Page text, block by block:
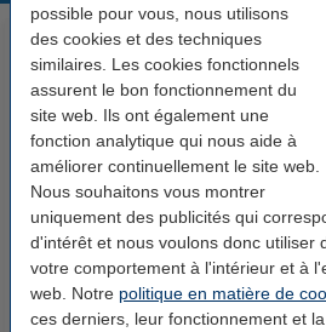
possible pour vous, nous utilisons
des cookies et des techniques
similaires. Les cookies fonctionnels
assurent le bon fonctionnement du
site web. Ils ont également une
fonction analytique qui nous aide à
améliorer continuellement le site web.
Nous souhaitons vous montrer
uniquement des publicités qui
d'intérêt et nous voulons donc utiliser
votre comportement à l'intérieur et à
web. Notre politique en matière de
ces derniers, leur fonctionnement et
Epson 502XL cartouche d'encre
haute capacité (marque
123encre) - noir
21,50 € Inclus : 21% de TVA